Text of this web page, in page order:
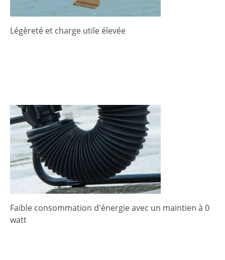
Légèreté et charge utile élevée
Faible consommation d'énergie avec un maintien à 0
watt